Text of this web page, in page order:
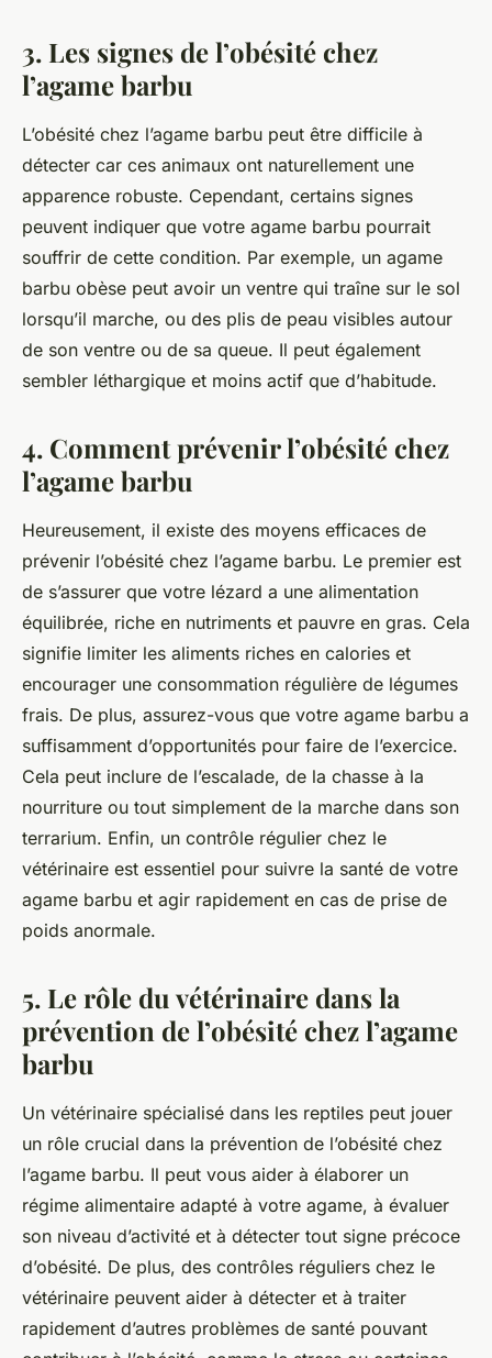
3. Les signes de l’obésité chez
l’agame barbu
L’obésité chez l’agame barbu peut être difficile à
détecter car ces animaux ont naturellement une
apparence robuste. Cependant, certains signes
peuvent indiquer que votre agame barbu pourrait
souffrir de cette condition. Par exemple, un agame
barbu obèse peut avoir un ventre qui traîne sur le sol
lorsqu’il marche, ou des plis de peau visibles autour
de son ventre ou de sa queue. Il peut également
sembler léthargique et moins actif que d’habitude.
4. Comment prévenir l’obésité chez
l’agame barbu
Heureusement, il existe des moyens efficaces de
prévenir l’obésité chez l’agame barbu. Le premier est
de s’assurer que votre lézard a une alimentation
équilibrée, riche en nutriments et pauvre en gras. Cela
signifie limiter les aliments riches en calories et
encourager une consommation régulière de légumes
frais. De plus, assurez-vous que votre agame barbu a
suffisamment d’opportunités pour faire de l’exercice.
Cela peut inclure de l’escalade, de la chasse à la
nourriture ou tout simplement de la marche dans son
terrarium. Enfin, un contrôle régulier chez le
vétérinaire est essentiel pour suivre la santé de votre
agame barbu et agir rapidement en cas de prise de
poids anormale.
5. Le rôle du vétérinaire dans la
prévention de l’obésité chez l’agame
barbu
Un vétérinaire spécialisé dans les reptiles peut jouer
un rôle crucial dans la prévention de l’obésité chez
l’agame barbu. Il peut vous aider à élaborer un
régime alimentaire adapté à votre agame, à évaluer
son niveau d’activité et à détecter tout signe précoce
d’obésité. De plus, des contrôles réguliers chez le
vétérinaire peuvent aider à détecter et à traiter
rapidement d’autres problèmes de santé pouvant